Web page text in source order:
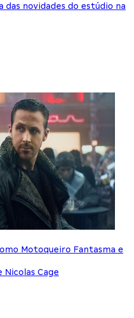
das novidades do estúdio na
Motoqueiro Fantasma e
Cage